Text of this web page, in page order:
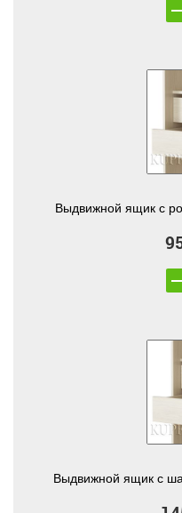
Выдвижной ящик с
Выдвижной ящик с